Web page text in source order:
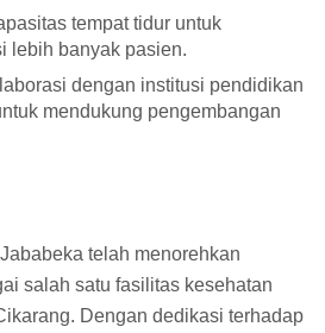
tempat tidur untuk
lebih banyak pasien.
dengan institusi pendidikan
mendukung pengembangan
telah menorehkan
salah satu fasilitas kesehatan
Dengan dedikasi terhadap